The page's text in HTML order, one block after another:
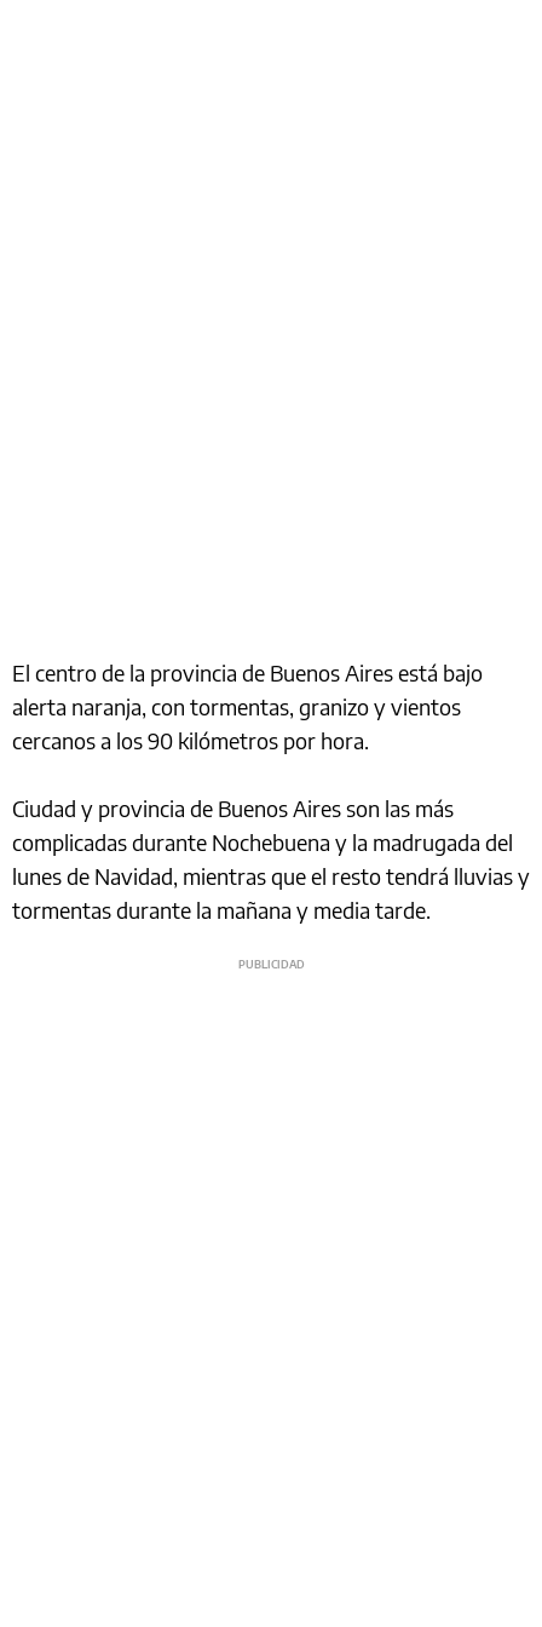
El centro de la provincia de Buenos Aires está bajo
alerta naranja, con tormentas, granizo y vientos
cercanos a los 90 kilómetros por hora.
Ciudad y provincia de Buenos Aires son las más
complicadas durante Nochebuena y la madrugada del
lunes de Navidad, mientras que el resto tendrá lluvias y
tormentas durante la mañana y media tarde.